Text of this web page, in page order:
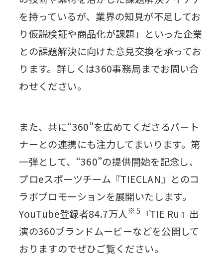
を持っているが、業界の知見が不足してお
り仮説検証や商品化が課題」といった企業
との課題解決に向けた意見交換を承ってお
ります。詳しくは360事務局までお問い合
わせください。
また、共に“360”を広めてくださるパート
ナーとの連携にも注力してまいります。第
一弾として、“360”の提供開始を記念し、
プロeスポーツチーム『TIECLAN』とのコ
ラボプロモーションを展開いたします。
YouTube登録者84.7万人※5 『TIE Ru』出
演の360ブランドムービーなどを公開して
おりますのでぜひご覧ください。